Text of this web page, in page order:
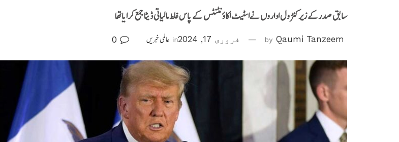
سابق صدرکے زیر کنٹرول اداروں نےاسٹیٹ اکاؤنٹنٹس کے پاس غلط مالیاتی ڈیٹا جمع کرایاتھا
by Qaumi Tanzeem فروری 17, 2024 in عالمی خبریں